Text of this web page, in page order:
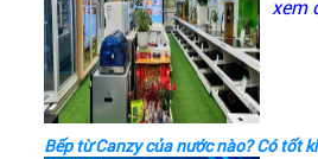
xem
Bếp từ Canzy của nước nào? Có tốt